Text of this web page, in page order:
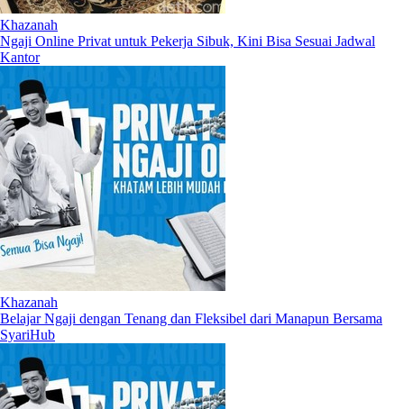
Khazanah
Ngaji Online Privat untuk Pekerja Sibuk, Kini Bisa Sesuai Jadwal
Kantor
Khazanah
Belajar Ngaji dengan Tenang dan Fleksibel dari Manapun Bersama
SyariHub